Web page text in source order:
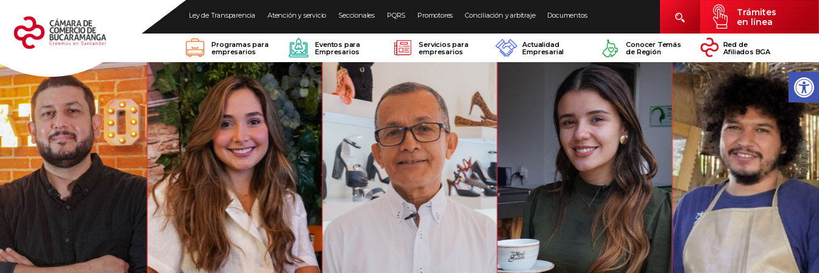
Ley de Transparencia Atención y servicio Seccionales PQRS Promotores Conciliación y arbitraje Documentos
Trámites
en línea
Programas para
empresarios
Eventos para
Empresarios
Servicios para
empresarios
Actualidad
Empresarial
Conocer Temás
de Región
Red de
Afiliados BGA